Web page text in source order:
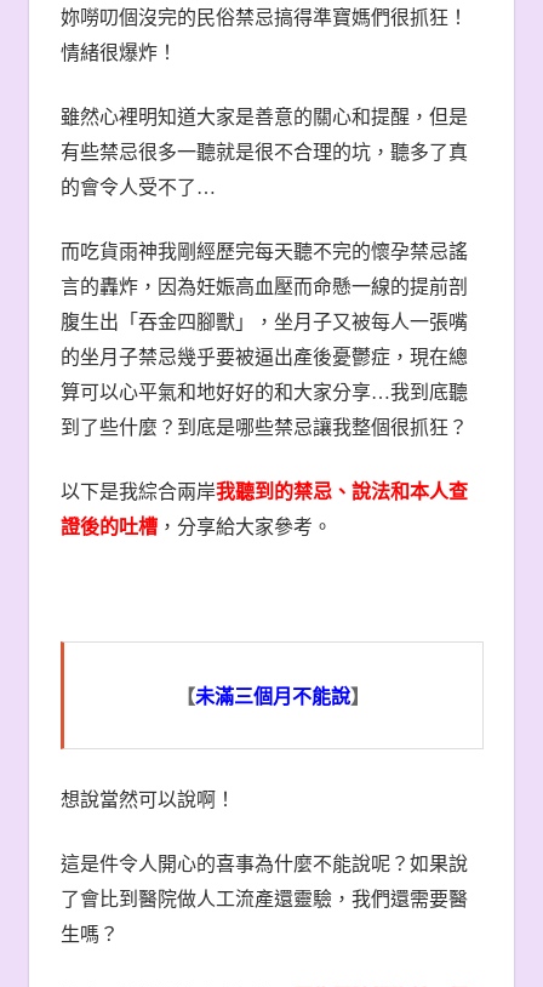
妳嘮叨個沒完的民俗禁忌搞得準寶媽們很抓狂！
情緒很爆炸！
雖然心裡明知道大家是善意的關心和提醒，但是
有些禁忌很多一聽就是很不合理的坑，聽多了真
的會令人受不了…
而吃貨雨神我剛經歷完每天聽不完的懷孕禁忌謠
言的轟炸，因為妊娠高血壓而命懸一線的提前剖
腹生出「吞金四腳獸」，坐月子又被每人一張嘴
的坐月子禁忌幾乎要被逼出產後憂鬱症，現在總
算可以心平氣和地好好的和大家分享…我到底聽
到了些什麼？到底是哪些禁忌讓我整個很抓狂？
以下是我綜合兩岸我聽到的禁忌、說法和本人查
證後的吐槽，分享給大家參考。
【未滿三個月不能說】
想說當然可以說啊！
這是件令人開心的喜事為什麼不能說呢？如果說
了會比到醫院做人工流產還靈驗，我們還需要醫
生嗎？